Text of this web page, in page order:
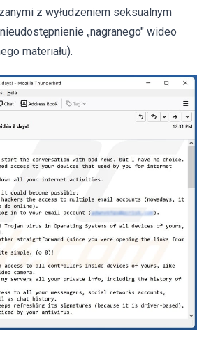
z wyłudzeniem seksualnym
„nagranego" wideo
materiału).